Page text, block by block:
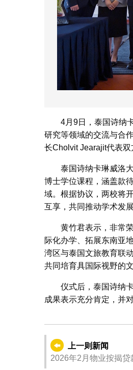
4月9日，泰国诗纳
研究等领域的交流与合
长Cholvit Jearajit代表双
泰国诗纳卡琳威洛
博士学位课程，涵盖款
域。根据协议，两校将
互享，共同推动学术发展
黄竹君表示，非常
际化办学、拓展东南亚
湾区与泰国文旅教育联
共同培育具国际视野的
仪式后，泰国诗纳
成果表示充分肯定，并
上一则新闻
2026年2月物业按揭贷